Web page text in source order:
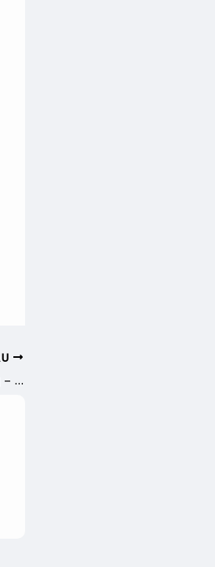
Chữa lành tư tưởng gốc : Công – Dung – Ngôn – Hạnh